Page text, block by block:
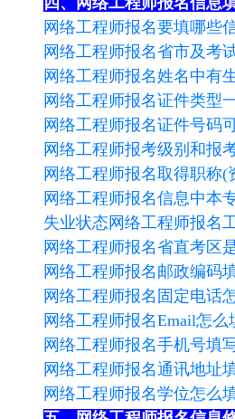
网络工程师报名要填哪些
网络工程师报名省市及考
网络工程师报名姓名中有
网络工程师报名证件类型
网络工程师报名证件号码
网络工程师报考级别和报
网络工程师报名取得职称(
网络工程师报名信息中本
失业状态网络工程师报名
网络工程师报名省直考区
网络工程师报名邮政编码
网络工程师报名固定电话
网络工程师报名Email怎么
网络工程师报名手机号填
网络工程师报名通讯地址
网络工程师报名学位怎么